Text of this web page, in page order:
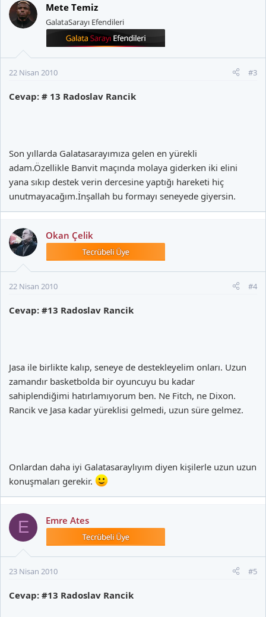
Mete Temiz
GalataSarayı Efendileri
22 Nisan 2010 #3
Cevap: # 13 Radoslav Rancik
Son yıllarda Galatasarayımıza gelen en yürekli
adam.Özellikle Banvit maçında molaya giderken iki elini
yana sıkıp destek verin dercesine yaptığı hareketi hiç
unutmayacağım.İnşallah bu formayı seneyede giyersin.
Okan Çelik
22 Nisan 2010 #4
Cevap: #13 Radoslav Rancik
Jasa ile birlikte kalıp, seneye de destekleyelim onları. Uzun
zamandır basketbolda bir oyuncuyu bu kadar
sahiplendiğimi hatırlamıyorum ben. Ne Fitch, ne Dixon.
Rancik ve Jasa kadar yüreklisi gelmedi, uzun süre gelmez.
Onlardan daha iyi Galatasaraylıyım diyen kişilerle uzun uzun
konuşmaları gerekir.
E Emre Ates
23 Nisan 2010 #5
Cevap: #13 Radoslav Rancik